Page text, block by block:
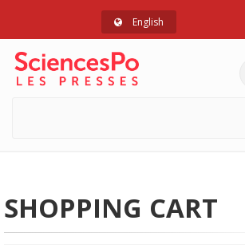
English
SHOPPING CART